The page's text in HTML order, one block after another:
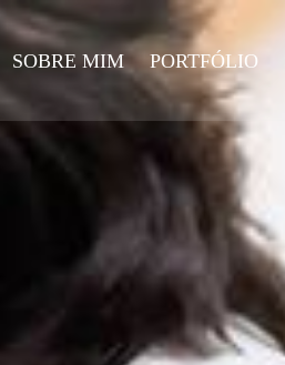
SOBRE MIM PORTFÓLIO